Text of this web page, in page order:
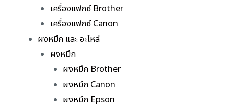
เครื่องแฟกซ์ Brother
เครื่องแฟกซ์ Canon
ผงหมึก และ อะไหล่
ผงหมึก
ผงหมึก Brother
ผงหมึก Canon
ผงหมึก Epson